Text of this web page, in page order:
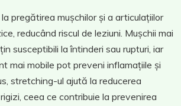
pregătirea mușchilor și a articulațiilor
reducând riscul de leziuni. Mușchii mai
susceptibili la întinderi sau rupturi, iar
mai mobile pot preveni inflamațiile și
stretching-ul ajută la reducerea
ceea ce contribuie la prevenirea